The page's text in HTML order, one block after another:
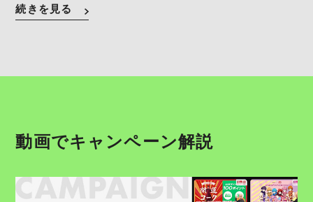
続きを見る
動画でキャンペーン解説